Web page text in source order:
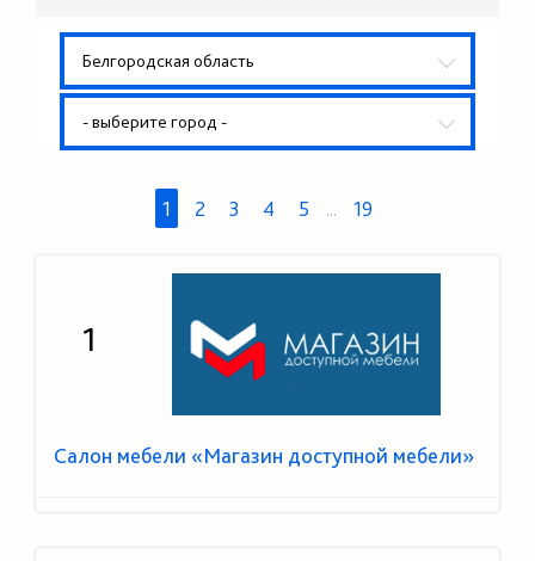
Белгородская область
- выберите город -
1 2 3 4 5 ... 19
1
Салон мебели «Магазин доступной мебели»